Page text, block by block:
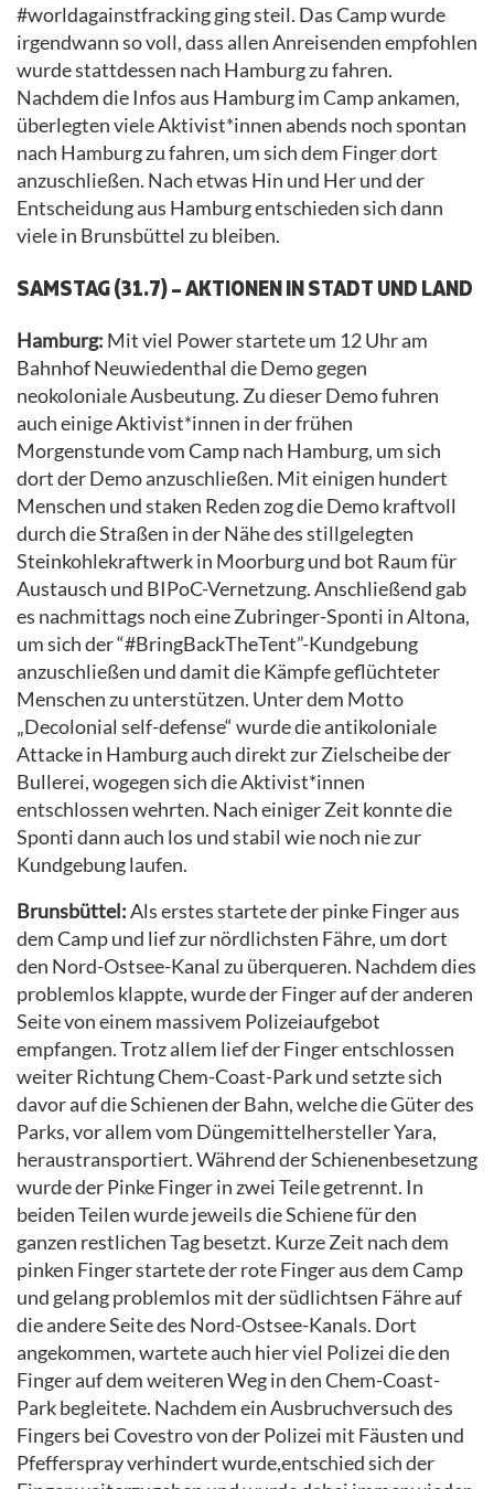
#worldagainstfracking ging steil. Das Camp wurde
irgendwann so voll, dass allen Anreisenden empfohlen
wurde stattdessen nach Hamburg zu fahren.
Nachdem die Infos aus Hamburg im Camp ankamen,
überlegten viele Aktivist*innen abends noch spontan
nach Hamburg zu fahren, um sich dem Finger dort
anzuschließen. Nach etwas Hin und Her und der
Entscheidung aus Hamburg entschieden sich dann
viele in Brunsbüttel zu bleiben.
SAMSTAG (31.7) – AKTIONEN IN STADT UND LAND
Hamburg: Mit viel Power startete um 12 Uhr am
Bahnhof Neuwiedenthal die Demo gegen
neokoloniale Ausbeutung. Zu dieser Demo fuhren
auch einige Aktivist*innen in der frühen
Morgenstunde vom Camp nach Hamburg, um sich
dort der Demo anzuschließen. Mit einigen hundert
Menschen und staken Reden zog die Demo kraftvoll
durch die Straßen in der Nähe des stillgelegten
Steinkohlekraftwerk in Moorburg und bot Raum für
Austausch und BIPoC-Vernetzung. Anschließend gab
es nachmittags noch eine Zubringer-Sponti in Altona,
um sich der “#BringBackTheTent”-Kundgebung
anzuschließen und damit die Kämpfe geflüchteter
Menschen zu unterstützen. Unter dem Motto
„Decolonial self-defense“ wurde die antikoloniale
Attacke in Hamburg auch direkt zur Zielscheibe der
Bullerei, wogegen sich die Aktivist*innen
entschlossen wehrten. Nach einiger Zeit konnte die
Sponti dann auch los und stabil wie noch nie zur
Kundgebung laufen.
Brunsbüttel:Als erstes startete der pinke Finger aus
dem Camp und lief zur nördlichsten Fähre, um dort
den Nord-Ostsee-Kanal zu überqueren. Nachdem dies
problemlos klappte, wurde der Finger auf der anderen
Seite von einem massivem Polizeiaufgebot
empfangen. Trotz allem lief der Finger entschlossen
weiter Richtung Chem-Coast-Park und setzte sich
davor auf die Schienen der Bahn, welche die Güter des
Parks, vor allem vom Düngemittelhersteller Yara,
heraustransportiert. Während der Schienenbesetzung
wurde der Pinke Finger in zwei Teile getrennt. In
beiden Teilen wurde jeweils die Schiene für den
ganzen restlichen Tag besetzt. Kurze Zeit nach dem
pinken Finger startete der rote Finger aus dem Camp
und gelang problemlos mit der südlichtsen Fähre auf
die andere Seite des Nord-Ostsee-Kanals. Dort
angekommen, wartete auch hier viel Polizei die den
Finger auf dem weiteren Weg in den Chem-Coast-
Park begleitete. Nachdem ein Ausbruchversuch des
Fingers bei Covestro von der Polizei mit Fäusten und
Pfefferspray verhindert wurde,entschied sich der